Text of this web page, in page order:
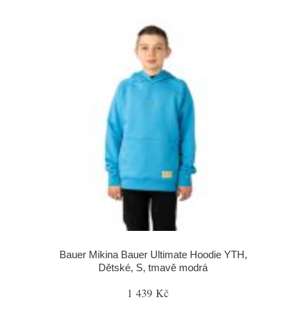
Bauer Mikina Bauer Ultimate Hoodie YTH,
Dětské, S, tmavě modrá
1 439 Kč